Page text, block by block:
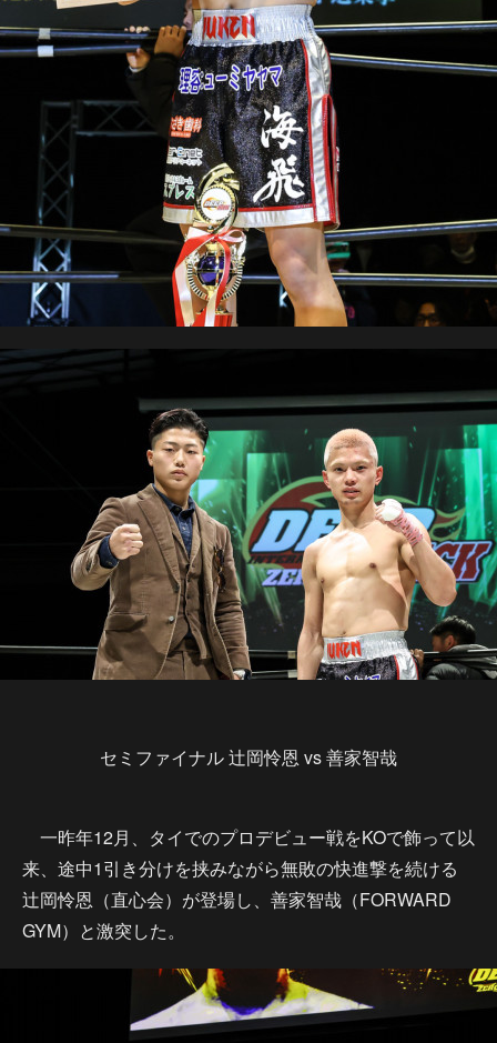
セミファイナル 辻岡怜恩 vs 善家智哉
一昨年12月、タイでのプロデビュー戦をKOで飾って以
来、途中1引き分けを挟みながら無敗の快進撃を続ける
辻岡怜恩（直心会）が登場し、善家智哉（FORWARD
GYM）と激突した。